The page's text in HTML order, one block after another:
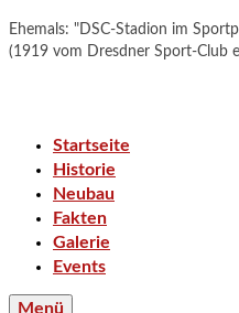
Ehemals: "DSC-Stadion im
(1919 vom Dresdner Sport-Club
Startseite
Historie
Neubau
Fakten
Galerie
Events
Menü